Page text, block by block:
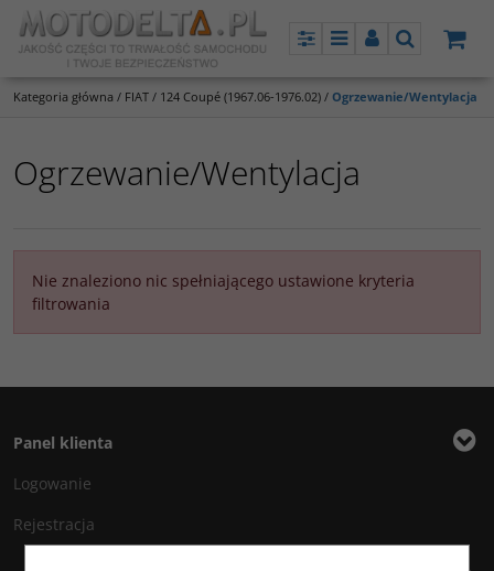
PanelMenuPanelSzukaj
Kategoria główna / FIAT / 124 Coupé (1967.06-1976.02) / Ogrzewanie/Wentylacja
Ogrzewanie/Wentylacja
Nie znaleziono nic spełniającego ustawione kryteria
filtrowania
Panel klienta
Logowanie
Rejestracja